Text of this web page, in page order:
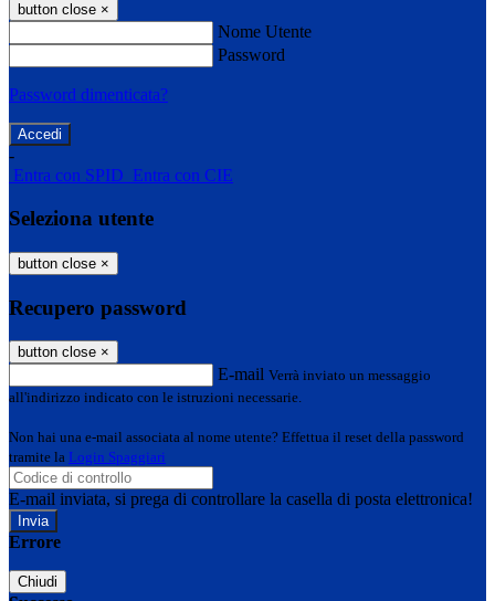
button close ×
Nome Utente
Password
Password dimenticata?
-
Entra con SPID Entra con CIE
Seleziona utente
button close ×
Recupero password
button close ×
E-mail Verrà inviato un messaggio
all'indirizzo indicato con le istruzioni necessarie.
Non hai una e-mail associata al nome utente? Effettua il reset della password
tramite la Login Spaggiari
E-mail inviata, si prega di controllare la casella di posta elettronica!
Errore
Chiudi